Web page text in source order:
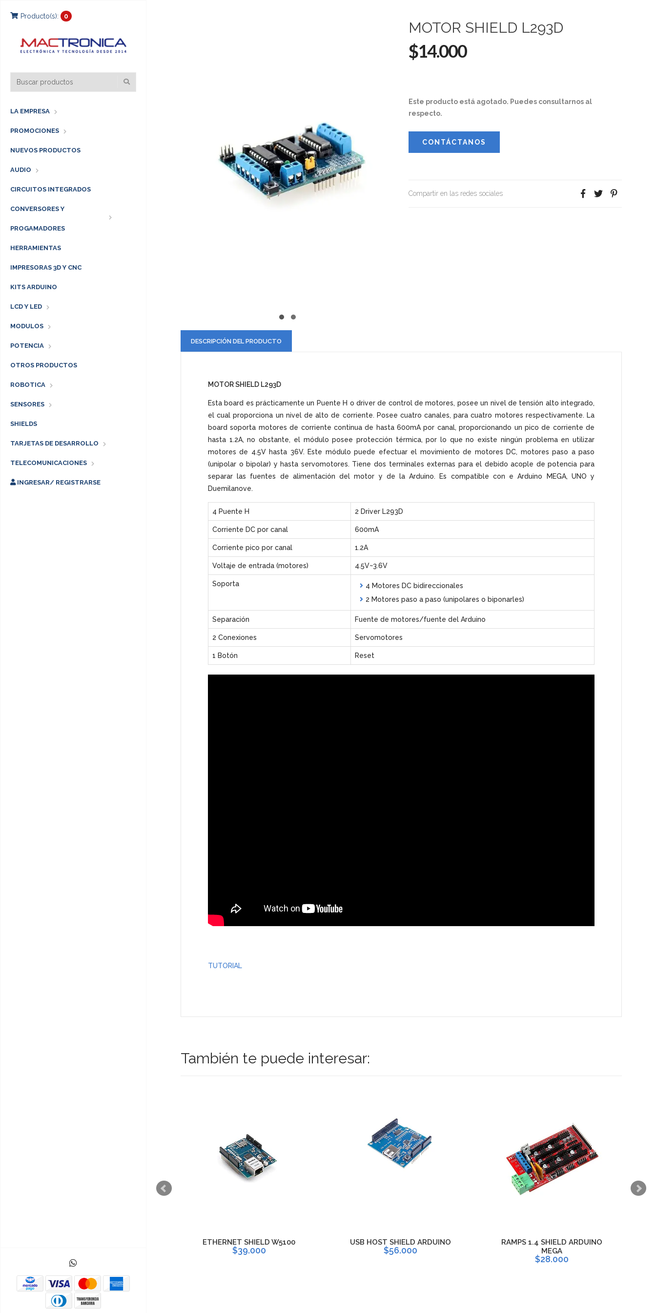
Producto(s): 0
LA EMPRESA
PROMOCIONES
NUEVOS PRODUCTOS
AUDIO
CIRCUITOS INTEGRADOS
CONVERSORES Y
PROGAMADORES
HERRAMIENTAS
IMPRESORAS 3D Y CNC
KITS ARDUINO
LCD Y LED
MODULOS
POTENCIA
OTROS PRODUCTOS
ROBOTICA
SENSORES
SHIELDS
TARJETAS DE DESARROLLO
TELECOMUNICACIONES
INGRESAR/ REGISTRARSE
MOTOR SHIELD L293D
$14.000
Este producto está agotado. Puedes consultarnos al
respecto.
CONTÁCTANOS
Compartir en las redes sociales
DESCRIPCIÓN DEL PRODUCTO
MOTOR SHIELD L293D
Esta board es prácticamente un Puente H o driver de control de motores, posee un nivel de tensión alto integrado,
el cual proporciona un nivel de alto de corriente. Posee cuatro canales, para cuatro motores respectivamente. La
board soporta motores de corriente continua de hasta 600mA por canal, proporcionando un pico de corriente de
hasta 1.2A, no obstante, el módulo posee protección térmica, por lo que no existe ningún problema en utilizar
motores de 4.5V hasta 36V. Este módulo puede efectuar el movimiento de motores DC, motores paso a paso
(unipolar o bipolar) y hasta servomotores. Tiene dos terminales externas para el debido acople de potencia para
separar las fuentes de alimentación del motor y de la Arduino. Es compatible con e Arduino MEGA, UNO y
Duemilanove.
4 Puente H 2 Driver L293D
Corriente DC por canal 600mA
Corriente pico por canal 1.2A
Voltaje de entrada (motores) 4.5V~3.6V
Soporta
4 Motores DC bidireccionales
2 Motores paso a paso (unipolares o biponarles)
Separación Fuente de motores/fuente del Arduino
2 Conexiones Servomotores
1 Botón Reset
TUTORIAL
También te puede interesar:
ETHERNET SHIELD W5100
$39.000
USB HOST SHIELD ARDUINO
$56.000
RAMPS 1.4 SHIELD ARDUINO
MEGA
$28.000